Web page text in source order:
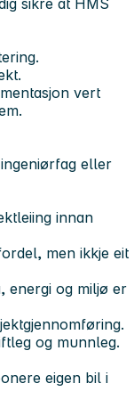
sikre at HMS
vert
eller
innan
men ikkje eit
energi og miljø er
og munnleg.
eigen bil i